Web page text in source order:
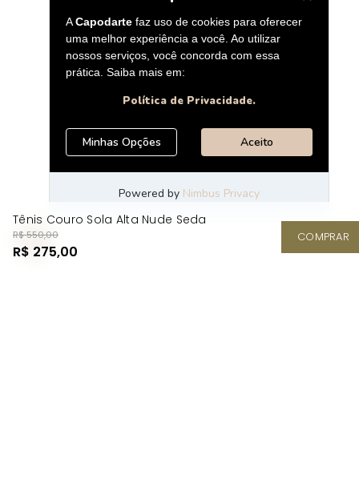
Tênis Couro Sola Alta Nude Seda
R$ 550,00
R$ 275,00
COMPRAR